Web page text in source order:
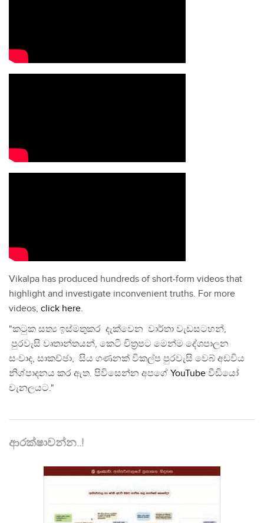
Vikalpa has produced hundreds of short-form videos that
highlight and investigate inconvenient truths. For more
videos, click here.
"කටුක සත්‍ය ඉස්මතුකර දැක්වෙන වාර්තා වැඩසටහන්,
පුරවැසි වෘතාන්තයන්, කෙටි චිත්‍රපට මෙන්ම දේශපාලන
සංවාද, සාකච්ඡා, සිය ගණනක් විකල්ප පුරවැසි වෙබ් අඩවිය
නිශ්පාදනය කර ඇත. පිවිසෙන්න අපගේ YouTube වීඩියෝ
චැනලයට."
ආරක්ෂාවන්න..!